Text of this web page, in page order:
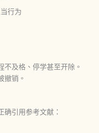
行为
不及格、停学甚至开除。
撤销。
引用参考文献：